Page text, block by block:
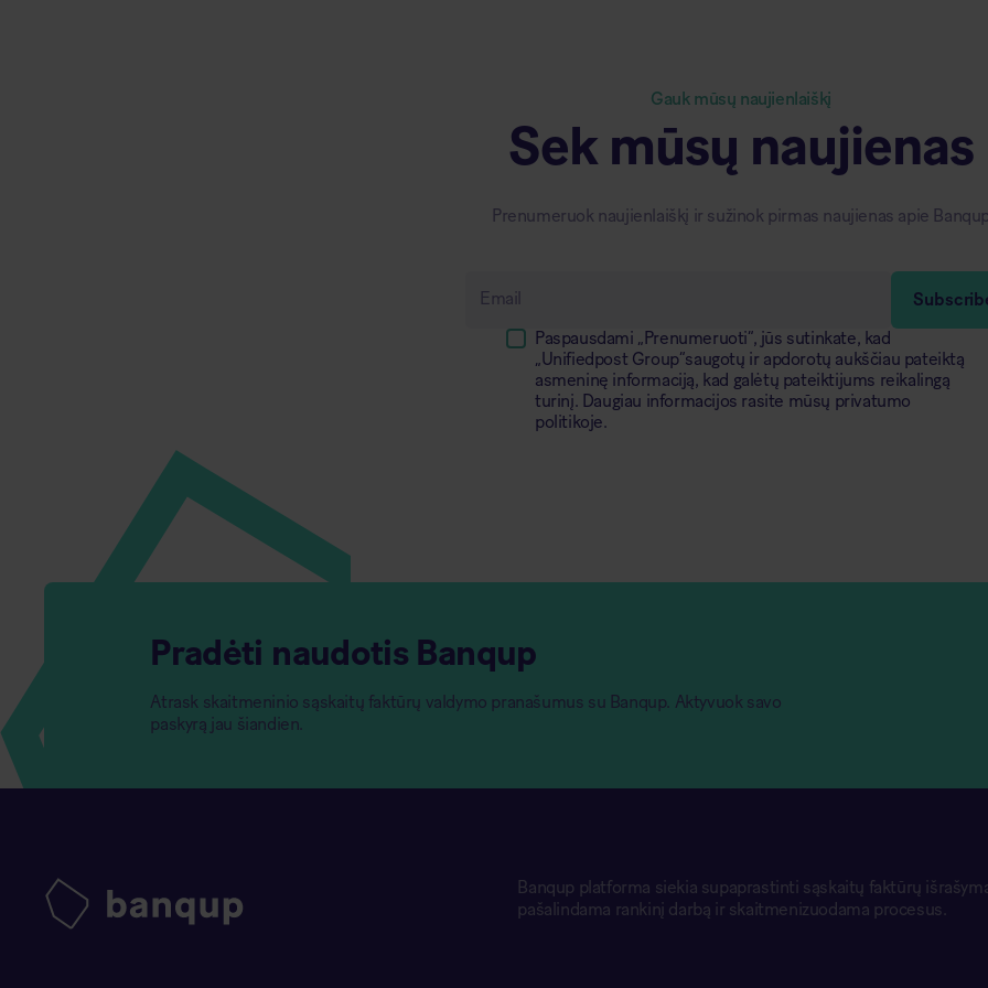
Gauk mūsų naujienlaiškį
Sek mūsų naujienas
Prenumeruok naujienlaiškį ir sužinok pirmas naujienas apie
Paspausdami „Prenumeruoti“, jūs sutinkate, kad
„Unifiedpost Group“saugotų ir apdorotų aukščiau pateiktą
asmeninę informaciją, kad galėtų pateiktijums reikalingą
turinį. Daugiau informacijos rasite mūsų privatumo
politikoje.
Pradėti naudotis Banqup
Atrask skaitmeninio sąskaitų faktūrų valdymo pranašumus su Banqup. Aktyvuok savo
paskyrą jau šiandien.
Banqup platforma siekia supaprastinti sąskaitų faktūrų
pašalindama rankinį darbą ir skaitmenizuodama procesus.